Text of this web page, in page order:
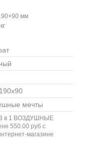
мм
мечты
3 в 1 ВОЗДУШНЫЕ
550.00 руб с
магазине